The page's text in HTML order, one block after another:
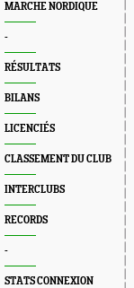
MARCHE NORDIQUE
-
RÉSULTATS
BILANS
LICENCIÉS
CLASSEMENT DU CLUB
INTERCLUBS
RECORDS
-
STATS CONNEXION